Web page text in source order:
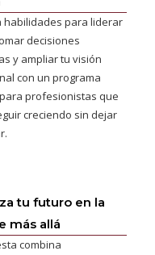
habilidades para liderar
decisiones
y ampliar tu visión
con un programa
profesionistas que
creciendo sin dejar
tu futuro en la
más allá
combina